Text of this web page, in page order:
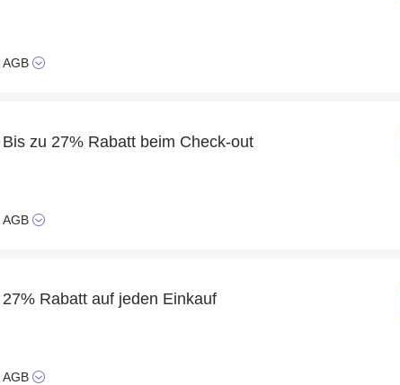
AGB
Bis zu 27% Rabatt beim Check-out
AGB
27% Rabatt auf jeden Einkauf
AGB